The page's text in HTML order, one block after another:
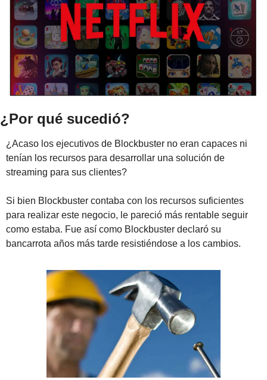
¿Por qué sucedió?
¿Acaso los ejecutivos de Blockbuster no eran capaces ni
tenían los recursos para desarrollar una solución de
streaming para sus clientes?
Si bien Blockbuster contaba con los recursos suficientes
para realizar este negocio, le pareció más rentable seguir
como estaba. Fue así como Blockbuster declaró su
bancarrota años más tarde resistiéndose a los cambios.